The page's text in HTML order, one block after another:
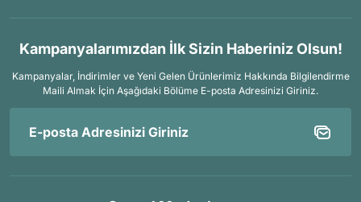
Kampanyalarımızdan İlk Sizin Haberiniz Olsun!
Kampanyalar, İndirimler ve Yeni Gelen Ürünlerimiz Hakkında Bilgilendirme
Maili Almak İçin Aşağıdaki Bölüme E-posta Adresinizi Giriniz.